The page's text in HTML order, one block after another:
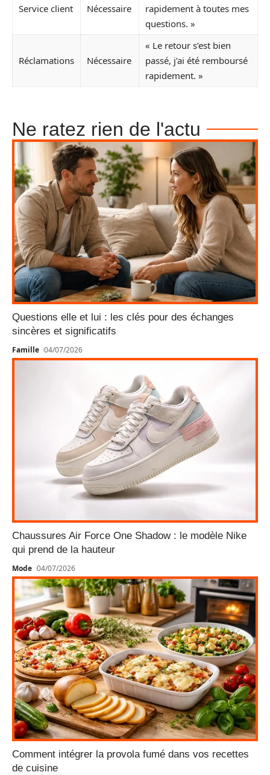
Service client Nécessaire
rapidement à toutes mes
questions. »
Réclamations Nécessaire
« Le retour s’est bien
passé, j’ai été remboursé
rapidement. »
Ne ratez rien de l'actu
Questions elle et lui : les clés pour des échanges
sincères et significatifs
Famille 04/07/2026
Chaussures Air Force One Shadow : le modèle Nike
qui prend de la hauteur
Mode 04/07/2026
Comment intégrer la provola fumé dans vos recettes
de cuisine